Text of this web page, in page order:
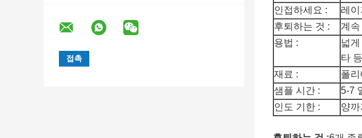
인접하세요 :
레
후퇴하는 것 :
계
용법 :
넓
타
재료 :
폴
샘플 시간 :
5-7
인도 기한 :
양까